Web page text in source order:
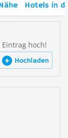
Hotels in
hoch!
Hochladen